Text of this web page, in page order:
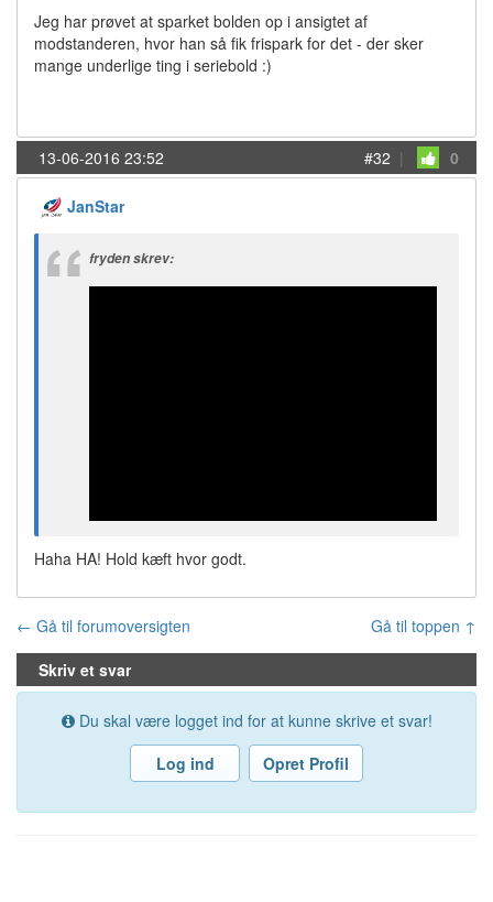
Jeg har prøvet at sparket bolden op i ansigtet af
modstanderen, hvor han så fik frispark for det - der sker
mange underlige ting i seriebold :)
13-06-2016 23:52 #32 | 0
JanStar
fryden skrev:
Haha HA! Hold kæft hvor godt.
← Gå til forumoversigten
Gå til toppen ↑
Skriv et svar
Du skal være logget ind for at kunne skrive et svar!
Log ind
Opret Profil